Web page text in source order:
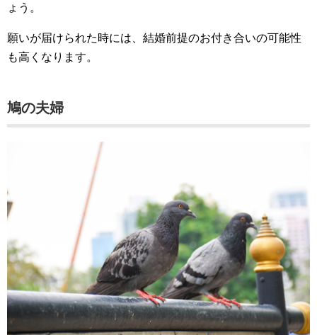
ょう。
願いが届けられた時には、結婚前提のお付き合いの可能性
も高くなります。
鳩の夫婦